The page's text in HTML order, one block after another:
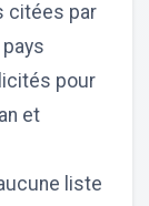
citées par
pour
et
liste